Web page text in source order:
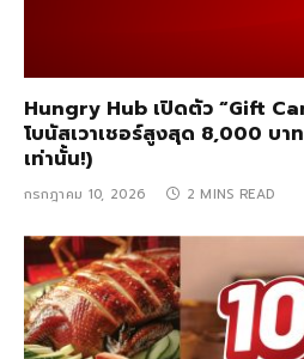
Hungry Hub เปิดตัว “Gift
โบนัสเวาเชอร์สูงสุด 8,000 บา
เท่านั้น!)
กรกฎาคม 10, 2026 2 MINS READ